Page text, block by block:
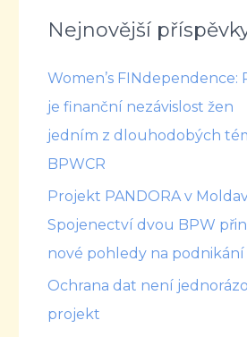
Nejnovější
Women’s FINdependence:
je finanční nezávislost žen
jedním z dlouhodobých
BPWCR
Projekt PANDORA v
Spojenectví dvou BPW
nové pohledy na podnikání
Ochrana dat není
projekt